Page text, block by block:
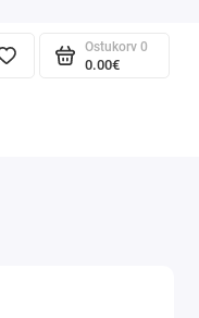
Ostukorv 0
0.00€